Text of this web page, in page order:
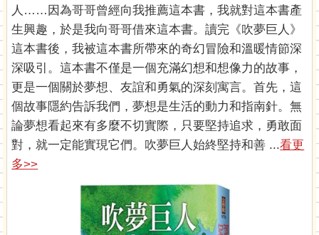
人……因為哥哥曾經向我推薦這本書，我就對這本書產
生興趣，於是我向哥哥借來這本書。讀完《吹夢巨人》
這本書後，我被這本書所帶來的奇幻冒險和溫暖情節深
深吸引。這本書不僅是一個充滿幻想和想像力的故事，
更是一個關於夢想、友誼和勇氣的深刻寓言。首先，這
個故事隱約告訴我們，夢想是生活的動力和指南針。無
論夢想看起來有多麼不切實際，只要堅持追求，勇敢面
對，就一定能實現它們。吹夢巨人始終堅持和善 ...看更
多>>